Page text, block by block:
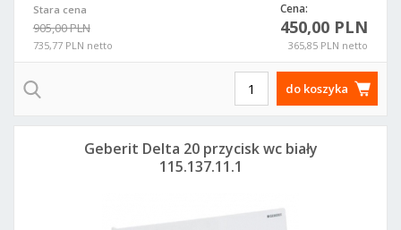
Stara cena
905,00 PLN
735,77 PLN netto
Cena:
450,00 PLN
365,85 PLN netto
do koszyka
Geberit Delta 20 przycisk wc biały
115.137.11.1